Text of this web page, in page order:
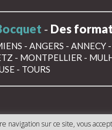
- Des
- ANGERS - ANNECY -
- MONTPELLIER -
- TOURS
navigation sur ce site, vous